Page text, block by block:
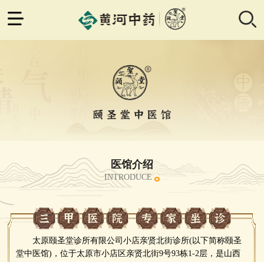
医馆介绍
INTRODUCE
太原颐圣堂诊所有限公司小店亲贤北街诊所(以下简称颐圣
堂中医馆)，位于太原市小店区亲贤北街9号93栋1-2层，是山西